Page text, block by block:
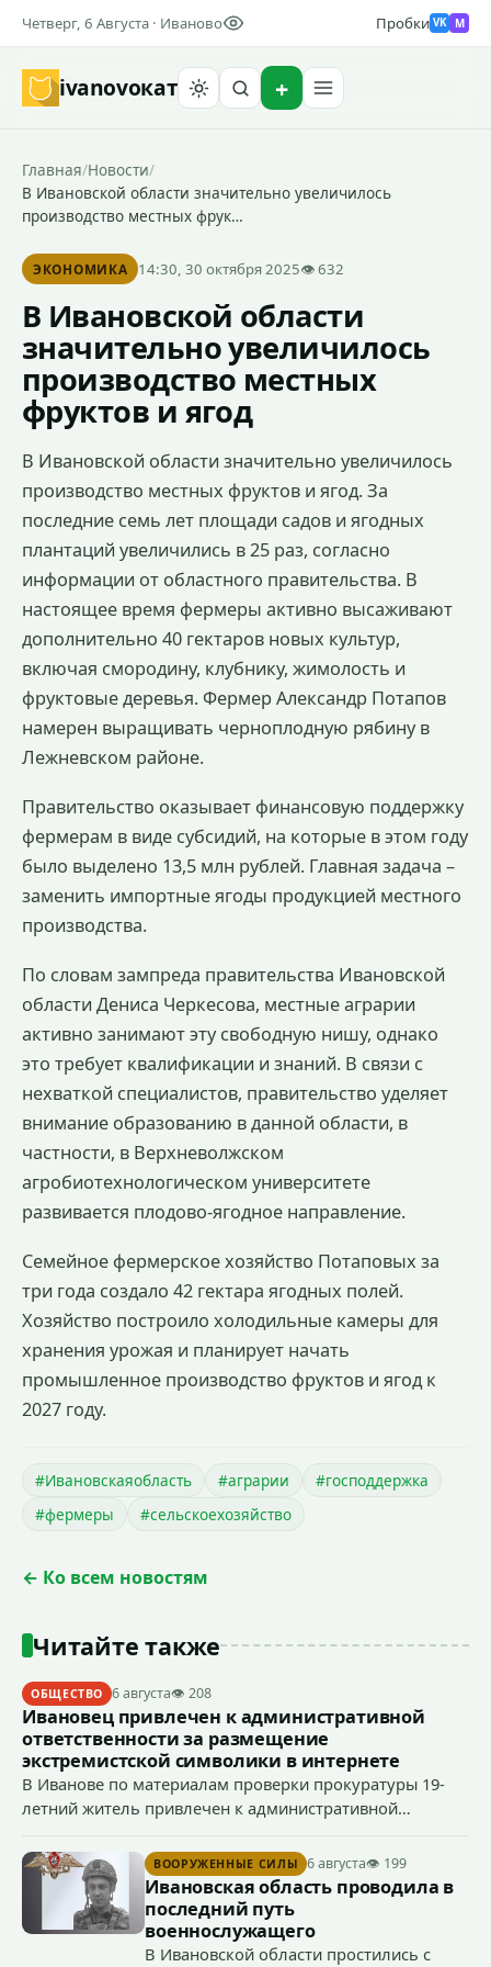
Четверг, 6 Августа · Иваново Пробки VK M
ivanovoкат
Главная/Новости/
В Ивановской области значительно увеличилось
производство местных фрук…
ЭКОНОМИКА 14:30, 30 октября 2025👁 632
В Ивановской области
значительно увеличилось
производство местных
фруктов и ягод
В Ивановской области значительно увеличилось
производство местных фруктов и ягод. За
последние семь лет площади садов и ягодных
плантаций увеличились в 25 раз, согласно
информации от областного правительства. В
настоящее время фермеры активно высаживают
дополнительно 40 гектаров новых культур,
включая смородину, клубнику, жимолость и
фруктовые деревья. Фермер Александр Потапов
намерен выращивать черноплодную рябину в
Лежневском районе.
Правительство оказывает финансовую поддержку
фермерам в виде субсидий, на которые в этом году
было выделено 13,5 млн рублей. Главная задача –
заменить импортные ягоды продукцией местного
производства.
По словам зампреда правительства Ивановской
области Дениса Черкесова, местные аграрии
активно занимают эту свободную нишу, однако
это требует квалификации и знаний. В связи с
нехваткой специалистов, правительство уделяет
внимание образованию в данной области, в
частности, в Верхневолжском
агробиотехнологическом университете
развивается плодово-ягодное направление.
Семейное фермерское хозяйство Потаповых за
три года создало 42 гектара ягодных полей.
Хозяйство построило холодильные камеры для
хранения урожая и планирует начать
промышленное производство фруктов и ягод к
2027 году.
#Ивановскаяобласть #аграрии
#господдержка
#фермеры
#сельскоехозяйство
← Ко всем новостям
Читайте также
ОБЩЕСТВО 6 августа👁 208
Ивановец привлечен к административной
ответственности за размещение
экстремистской символики в интернете
В Иванове по материалам проверки прокуратуры 19-
летний житель привлечен к административной
демонстрирование символики экстремистской
организации, если эти действия не содержат признаков
уголовно наказуемого деяния) за размещение
экстремистской символики в сети Интернет.
ВООРУЖЕННЫЕ СИЛЫ 6 августа👁 199
Ивановская область проводила в
последний путь
военнослужащего
В Ивановской области простились с